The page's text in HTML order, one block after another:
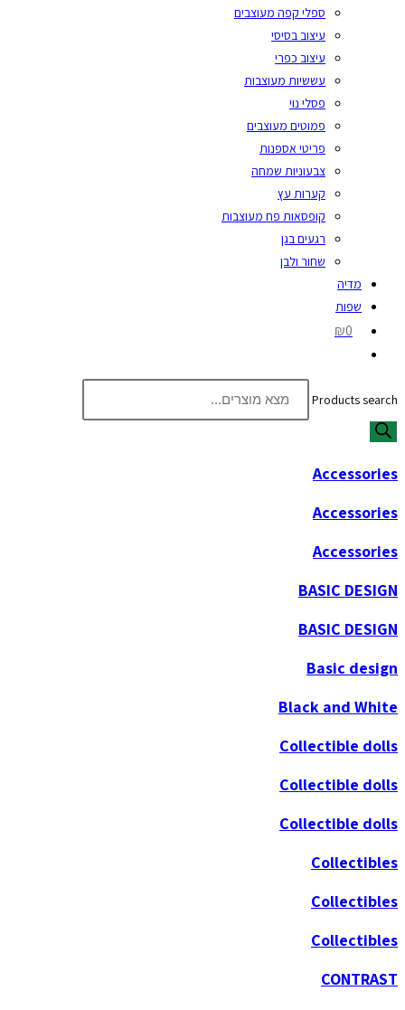
ספלי קפה מעוצבים
עיצוב בסיסי
עיצוב כפרי
עששיות מעוצבות
פסלי נוי
פמוטים מעוצבים
פריטי אספנות
צבעוניות שמחה
קערות עץ
קופסאות פח מעוצבות
רגעים בגן
שחור ולבן
מדיה
שפות
₪0
Products search
Accessories
Accessories
Accessories
BASIC DESIGN
BASIC DESIGN
Basic design
Black and White
Collectible dolls
Collectible dolls
Collectible dolls
Collectibles
Collectibles
Collectibles
CONTRAST